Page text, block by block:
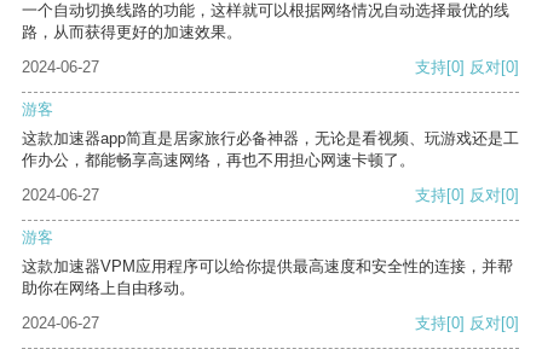
一个自动切换线路的功能，这样就可以根据网络情况自动选择最优的线
路，从而获得更好的加速效果。
2024-06-27
支持[0] 反对[0]
游客
这款加速器app简直是居家旅行必备神器，无论是看视频、玩游戏还是工
作办公，都能畅享高速网络，再也不用担心网速卡顿了。
2024-06-27
支持[0] 反对[0]
游客
这款加速器VPM应用程序可以给你提供最高速度和安全性的连接，并帮
助你在网络上自由移动。
2024-06-27
支持[0] 反对[0]